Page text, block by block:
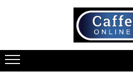
Cafea
Cafea Boabe